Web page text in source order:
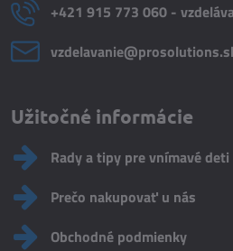
+421 915 773 060 -
Užitočné informácie
Rady a tipy pre vnímavé deti
Prečo nakupovať u nás
Obchodné podmienky